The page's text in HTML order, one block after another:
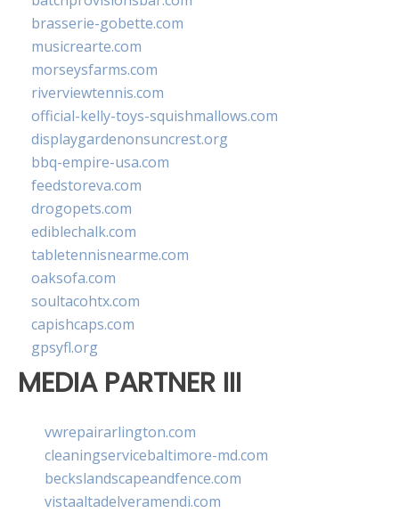
brasserie-gobette.com
musicrearte.com
morseysfarms.com
riverviewtennis.com
official-kelly-toys-squishmallows.com
displaygardenonsuncrest.org
bbq-empire-usa.com
feedstoreva.com
drogopets.com
ediblechalk.com
tabletennisnearme.com
oaksofa.com
soultacohtx.com
capishcaps.com
gpsyfl.org
MEDIA PARTNER III
vwrepairarlington.com
cleaningservicebaltimore-md.com
beckslandscapeandfence.com
vistaaltadelveramendi.com